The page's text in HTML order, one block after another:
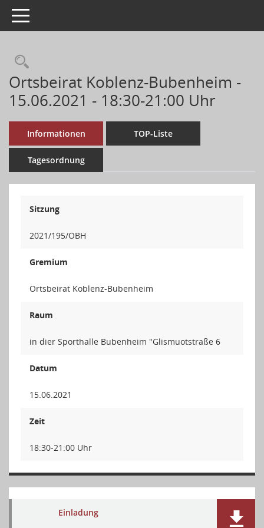
Toggle navigation
Ortsbeirat Koblenz-Bubenheim -
15.06.2021 - 18:30-21:00 Uhr
Informationen TOP-Liste
Tagesordnung
Sitzung
2021/195/OBH
Gremium
Ortsbeirat Koblenz-Bubenheim
Raum
in dier Sporthalle Bubenheim "Glismuotstraße 6
Datum
15.06.2021
Zeit
18:30-21:00 Uhr
Einladung